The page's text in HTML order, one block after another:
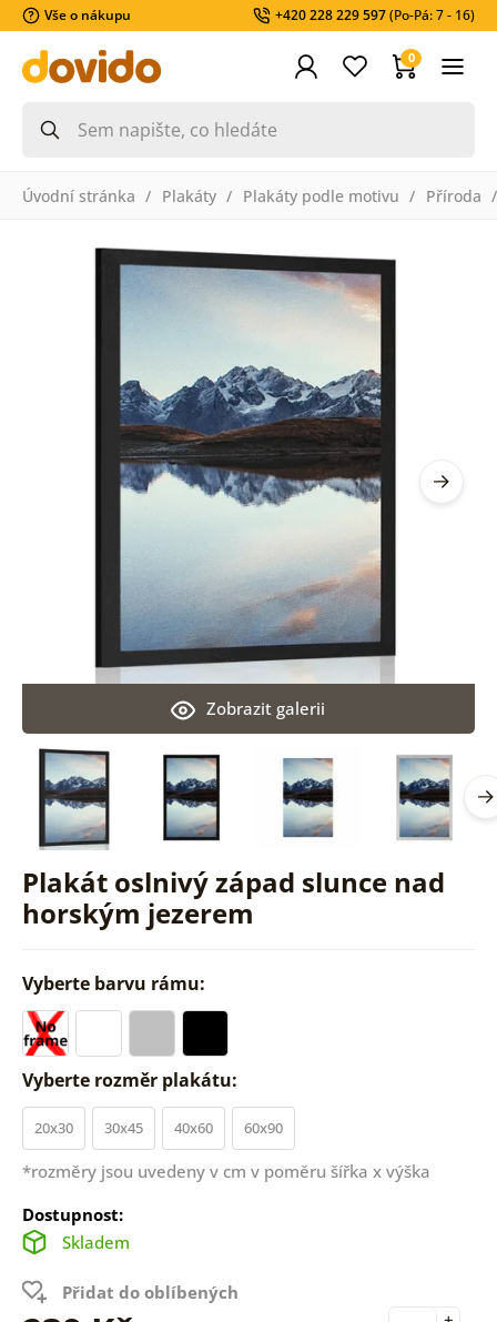
Vše o nákupu +420 228 229 597(Po-Pá: 7 - 16)
0
Úvodní stránka Plakáty Plakáty podle motivu Příroda
Plakát oslnivý západ slunce nad
horským jezerem
Zobrazit galerii
Vyberte barvu rámu:
Vyberte rozměr plakátu:
20x30 30x45 40x60 60x90
*rozměry jsou uvedeny v cm v poměru šířka x výška
Dostupnost:
Skladem
Přidat do oblíbených